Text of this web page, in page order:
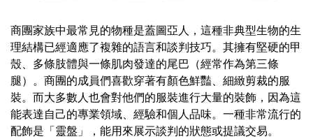
商團家族中最常見的物種是蓋圖亞人，這種非典型生物的生
理結構已經適應了複雜的語言和談判技巧。其擁有堅硬的甲
殼、多條肢體與一條肌肉發達的尾巴（經常作為第三條
腿）。商團的成員們喜歡穿著有顏色鮮豔、細緻剪裁的服
裝。而大多數人也會對他們的服裝進行大量的裝飾，因為這
能表達自己的專業領域、經驗和個人品味。一種非常流行的
配飾是「靈盤」，能用來展示談判的狀態或提議交易。